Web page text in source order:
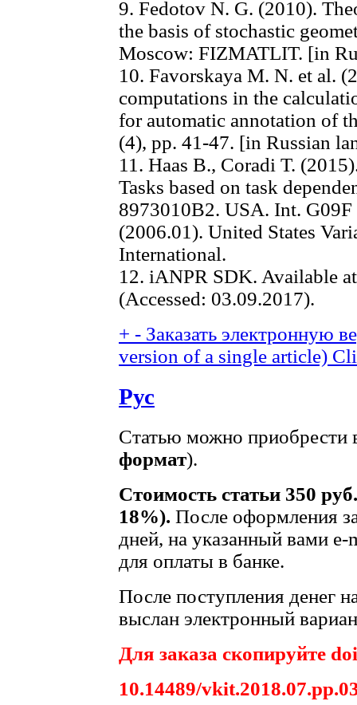
9. Fedotov N. G. (2010).
the basis of stochastic
Moscow: FIZMATLIT. [in
10. Favorskaya M. N. et al.
computations in the
for automatic annotation of
(4), pp. 41-47. [in Russian
11. Haas B., Coradi T.
Tasks based on task
8973010B2. USA. Int.
(2006.01). United States
International.
12. iANPR SDK. Available
(Accessed: 03.09.2017).
+ - Заказать электронную
version of a single article)
Рус
Статью можно приобрести
формат).
Стоимость статьи 350
18%). После оформления
дней, на указанный вами e-
для оплаты в банке.
После поступления денег
выслан электронный
Для заказа скопируйте
10.14489/